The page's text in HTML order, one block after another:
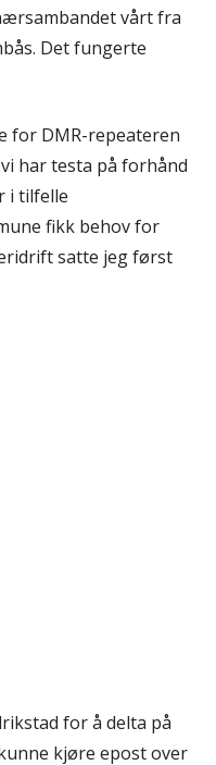
vårt fra
Det fungerte
for DMR-repeateren
har testa på forhånd
i tilfelle
fikk behov for
satte jeg først
for å delta på
kjøre epost over